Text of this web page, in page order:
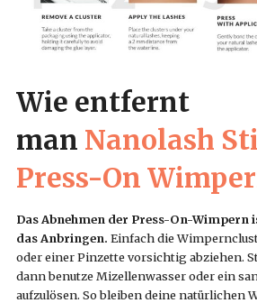
Wie entfernt
man Nanolash
Press-On
Das Abnehmen der Press-On-Wimpern
das Anbringen. Einfach die
oder einer Pinzette vorsichtig abziehen.
dann benutze Mizellenwasser oder ein
aufzulösen. So bleiben deine natürlichen